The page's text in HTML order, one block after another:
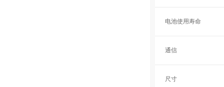
电池使用寿命
通信
尺寸